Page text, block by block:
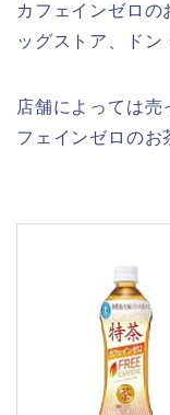
カフェインゼロの
ッグストア、ドン
店舗によっては
フェインゼロのお